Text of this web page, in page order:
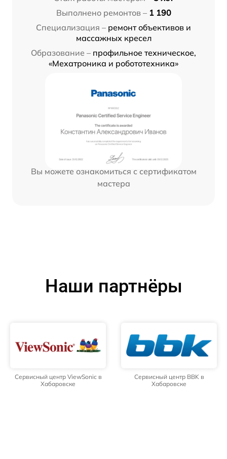
Выполнено ремонтов – 1 190
Специализация – ремонт объективов и
массажных кресел
Образование – профильное техническое,
«Мехатроника и робототехника»
Вы можете ознакомиться с сертификатом
мастера
Наши партнёры
Сервисный центр ViewSonic в
Хабаровске
Сервисный центр BBK в
Хабаровске